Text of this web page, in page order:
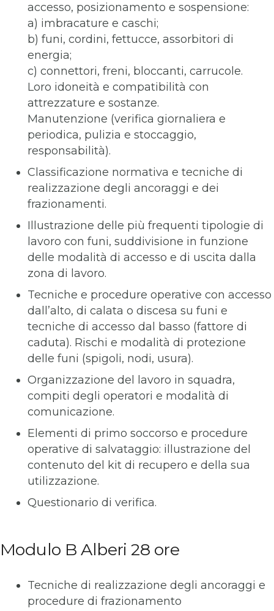
accesso, posizionamento e sospensione:
a) imbracature e caschi;
b) funi, cordini, fettucce, assorbitori di
energia;
c) connettori, freni, bloccanti, carrucole.
Loro idoneità e compatibilità con
attrezzature e sostanze.
Manutenzione (verifica giornaliera e
periodica, pulizia e stoccaggio,
responsabilità).
Classificazione normativa e tecniche di
realizzazione degli ancoraggi e dei
frazionamenti.
Illustrazione delle più frequenti tipologie di
lavoro con funi, suddivisione in funzione
delle modalità di accesso e di uscita dalla
zona di lavoro.
Tecniche e procedure operative con accesso
dall’alto, di calata o discesa su funi e
tecniche di accesso dal basso (fattore di
caduta). Rischi e modalità di protezione
delle funi (spigoli, nodi, usura).
Organizzazione del lavoro in squadra,
compiti degli operatori e modalità di
comunicazione.
Elementi di primo soccorso e procedure
operative di salvataggio: illustrazione del
contenuto del kit di recupero e della sua
utilizzazione.
Questionario di verifica.
Modulo B Alberi 28 ore
Tecniche di realizzazione degli ancoraggi e
procedure di frazionamento